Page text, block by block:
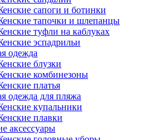
сапоги и ботинки
тапочки и шлепанцы
туфли на каблуках
эспадрильи
одежда
блузки
комбинезоны
платья
одежда для пляжа
купальники
плавки
аксессуары